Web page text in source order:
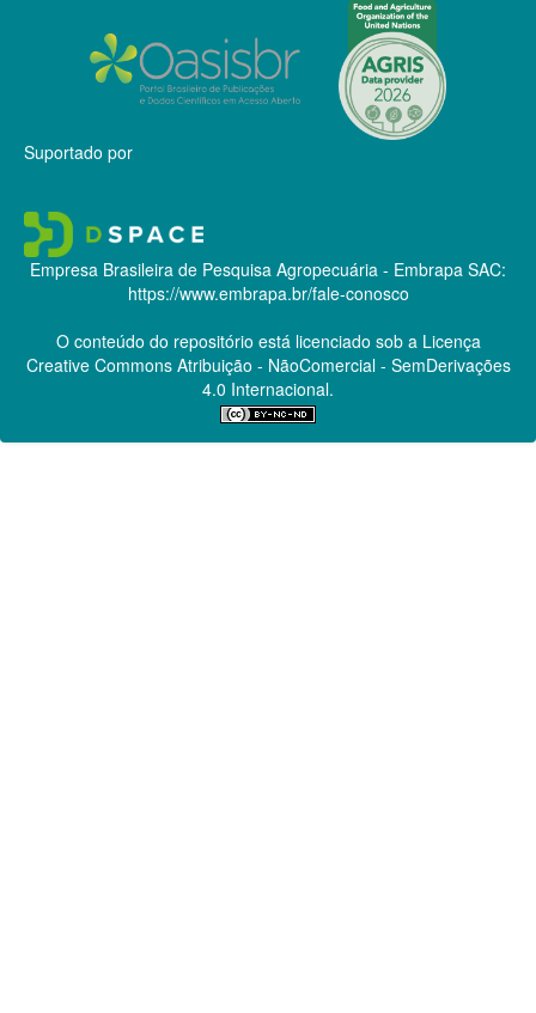
Suportado por
Empresa Brasileira de Pesquisa Agropecuária - Embrapa SAC:
https://www.embrapa.br/fale-conosco
O conteúdo do repositório está licenciado sob a Licença
Creative CommonsAtribuição - NãoComercial - SemDerivações
4.0 Internacional.